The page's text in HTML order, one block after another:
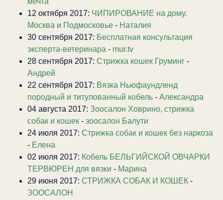
12 октября 2017: ЧИПИРОВАНИЕ на дому.
Москва и Подмосковье - Наталия
30 сентября 2017: Бесплатная консультация
эксперта-ветеринара - mur.tv
28 сентября 2017: Стрижка кошек Груминг -
Андрей
22 сентября 2017: Вязка Ньюфаундленд
породный и титулованный кобель - Александра
04 августа 2017: Зоосалон Ховрино, стрижка
собак и кошек - зоосалон Балути
24 июля 2017: Стрижка собак и кошек без наркоза
- Елена
02 июля 2017: Кобель БЕЛЬГИЙСКОЙ ОВЧАРКИ
ТЕРВЮРЕН для вязки - Марина
29 июня 2017: СТРИЖКА СОБАК И КОШЕК -
ЗООСАЛОН